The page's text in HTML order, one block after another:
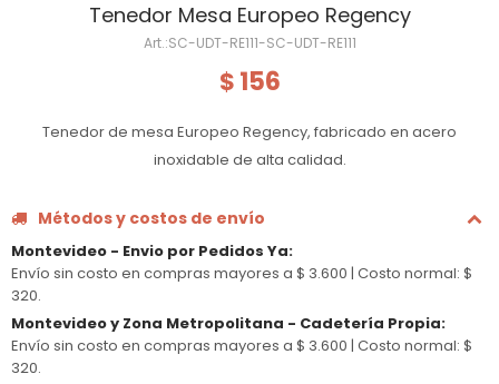
Tenedor Mesa Europeo Regency
SC-UDT-RE111-SC-UDT-RE111
$ 156
Tenedor de mesa Europeo Regency, fabricado en acero
inoxidable de alta calidad.
Métodos y costos de envío
Montevideo - Envio por Pedidos Ya:
Envío sin costo en compras mayores a $ 3.600 | Costo normal: $
320.
Montevideo y Zona Metropolitana - Cadetería Propia:
Envío sin costo en compras mayores a $ 3.600 | Costo normal: $
320.